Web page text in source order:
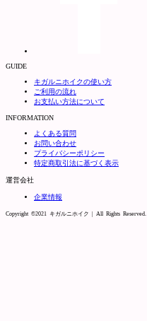
GUIDE
キガルニホイクの使い方
ご利用の流れ
お支払い方法について
INFORMATION
よくある質問
お問い合わせ
プライバシーポリシー
特定商取引法に基づく表示
運営会社
企業情報
Copyright ©2021 キガルニホイク | All Rights Reserved.